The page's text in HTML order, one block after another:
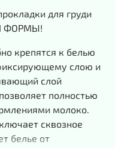
для груди
ФОРМЫ!
крепятся к белью
слою и
слой
полностью
молоко.
сквозное
белье от